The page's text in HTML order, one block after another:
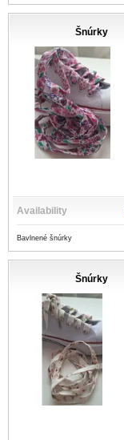
Šnúrky
Availability
Bavlnené šnúrky
Šnúrky